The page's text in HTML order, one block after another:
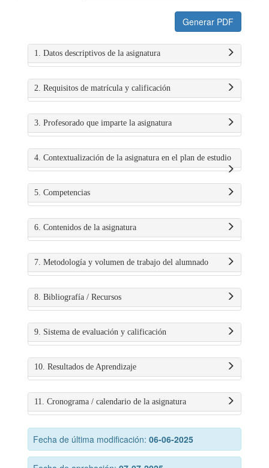
Generar PDF
1. Datos descriptivos de la asignatura
2. Requisitos de matrícula y calificación
3. Profesorado que imparte la asignatura
4. Contextualización de la asignatura en el plan de estudio
5. Competencias
6. Contenidos de la asignatura
7. Metodología y volumen de trabajo del alumnado
8. Bibliografía / Recursos
9. Sistema de evaluación y calificación
10. Resultados de Aprendizaje
11. Cronograma / calendario de la asignatura
Fecha de última modificación: 06-06-2025